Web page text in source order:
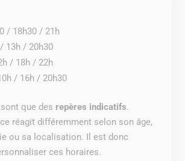
/ 18h30 / 21h
13h / 20h30
/ 18h / 22h
/ 16h / 20h30
que des repères indicatifs.
réagit différemment selon son âge,
ou sa localisation. Il est donc
ces horaires.